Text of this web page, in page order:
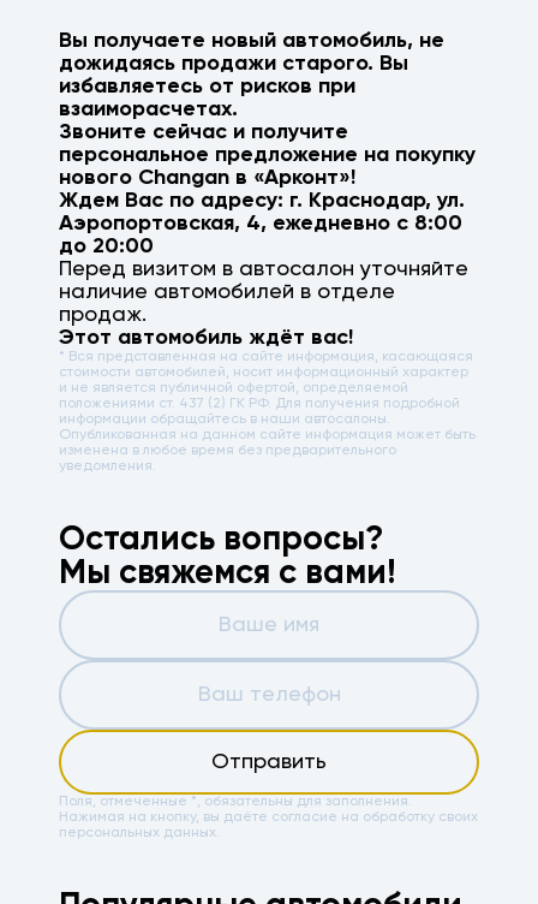
Вы получаете новый автомобиль, не
дожидаясь продажи старого. Вы
избавляетесь от рисков при
взаиморасчетах.
Звоните сейчас и получите
персональное предложение на покупку
нового Changan в «Арконт»!
Ждем Вас по адресу: г. Краснодар,ул.
Аэропортовская, 4, ежедневно с 8:00
до 20:00
Перед визитом в автосалон уточняйте
наличие автомобилей в отделе
продаж.
Этот автомобиль ждёт вас!
* Вся представленная на сайте информация, касающаяся
стоимости автомобилей, носит информационный характер
и не является публичной офертой, определяемой
положениями ст. 437 (2) ГК РФ. Для получения подробной
информации обращайтесь в наши автосалоны.
Опубликованная на данном сайте информация может быть
изменена в любое время без предварительного
уведомления.
Остались вопросы?
Мы свяжемся с вами!
Отправить
Поля, отмеченные *, обязательны для заполнения.
Нажимая на кнопку, вы даёте согласие на обработку своих
персональных данных.